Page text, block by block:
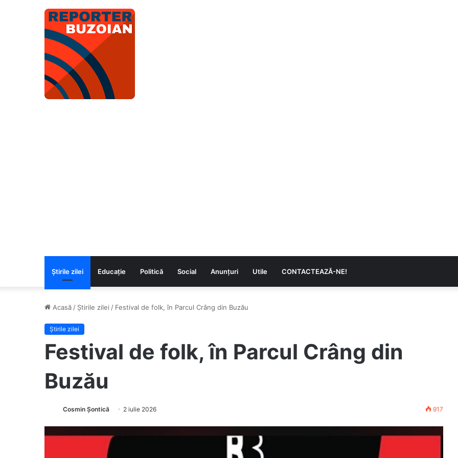
Știrile zilei Educaţie Politică Social Anunțuri Utile CONTACTEAZĂ-NE!
Acasă / Știrile zilei / Festival de folk, în Parcul Crâng din Buzău
Știrile zilei
Festival de folk, în Parcul Crâng din
Buzău
Cosmin Șontică 2 iulie 2026 917